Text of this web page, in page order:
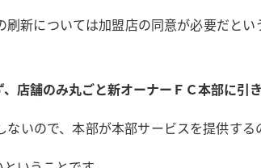
新については加盟店の同意が必要だと
店舗のみ丸ごと新オーナーＦＣ本部に引
いので、本部が本部サービスを提供す